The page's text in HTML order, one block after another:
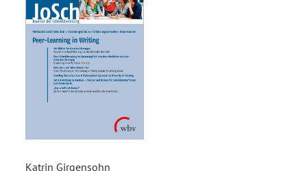
Katrin Girgensohn